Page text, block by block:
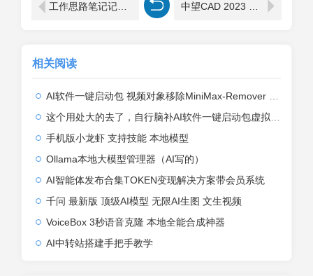
相关阅读
AI软件一键启动包 视频对象移除MiniMax-Remover 一键启动，无需部署，无需授权 ...
这个用处大的去了，自行脑补AI软件一键启动包虚拟试衣FashnVtonl.5
手机版小龙虾 支持技能 本地模型
Ollama本地大模型管理器（AI写的）
AI智能体发布合集TOKEN变现解决方案带会员系统
千问 最新版 顶级AI模型 无限AI生图 文生视频
VoiceBox 3秒语音克隆 本地全能合成神器
AI中转站搭建手把手教学